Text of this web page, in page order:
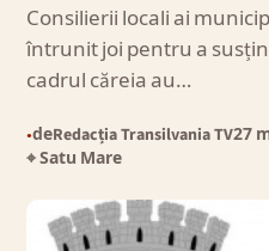
Consilierii locali ai
întrunit joi pentru a
cadrul căreia au…
●deRedacția Transilvania TV27
⌖ Satu Mare